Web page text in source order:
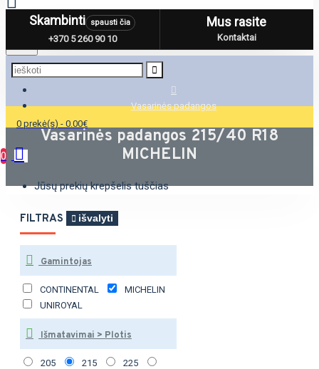
Menu
0 prekė(s) - 0.00€
0
Jūsų prekių krepšelis tuščias
Skambinti spausti čia
+370 5 260 90 10
Mus rasite
Kontaktai
Vasarinės padangos
Vasarinės padangos 215/40 R18
MICHELIN
FILTRAS išvalyti
Gamintojas
CONTINENTAL
MICHELIN
UNIROYAL
Išmatavimai > Plotis
205 215
225